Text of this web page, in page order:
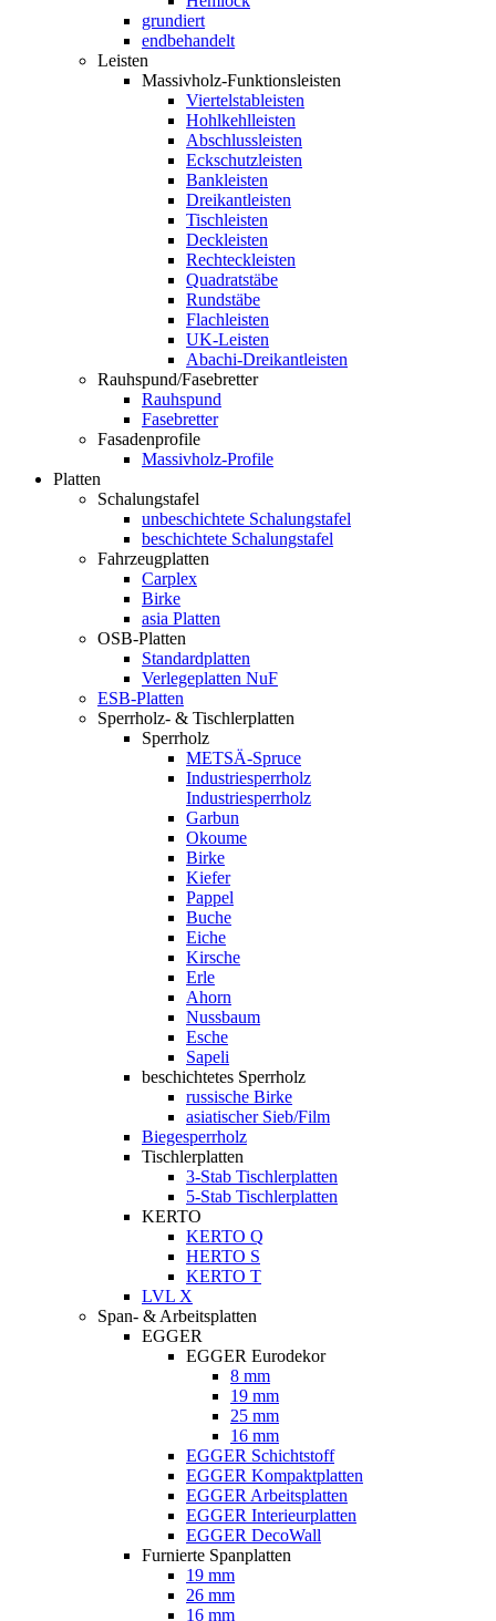
grundiert
endbehandelt
Leisten
Massivholz-Funktionsleisten
Viertelstableisten
Hohlkehlleisten
Abschlussleisten
Eckschutzleisten
Bankleisten
Dreikantleisten
Tischleisten
Deckleisten
Rechteckleisten
Quadratstäbe
Rundstäbe
Flachleisten
UK-Leisten
Abachi-Dreikantleisten
Rauhspund/Fasebretter
Rauhspund
Fasebretter
Fasadenprofile
Massivholz-Profile
Platten
Schalungstafel
unbeschichtete Schalungstafel
beschichtete Schalungstafel
Fahrzeugplatten
Carplex
Birke
asia Platten
OSB-Platten
Standardplatten
Verlegeplatten NuF
ESB-Platten
Sperrholz- & Tischlerplatten
Sperrholz
METSÄ-Spruce
Industriesperrholz
Industriesperrholz
Garbun
Okoume
Birke
Kiefer
Pappel
Buche
Eiche
Kirsche
Erle
Ahorn
Nussbaum
Esche
Sapeli
beschichtetes Sperrholz
russische Birke
asiatischer Sieb/Film
Biegesperrholz
Tischlerplatten
3-Stab Tischlerplatten
5-Stab Tischlerplatten
KERTO
KERTO Q
HERTO S
KERTO T
LVL X
Span- & Arbeitsplatten
EGGER
EGGER Eurodekor
8 mm
19 mm
25 mm
16 mm
EGGER Schichtstoff
EGGER Kompaktplatten
EGGER Arbeitsplatten
EGGER Interieurplatten
EGGER DecoWall
Furnierte Spanplatten
19 mm
26 mm
16 mm